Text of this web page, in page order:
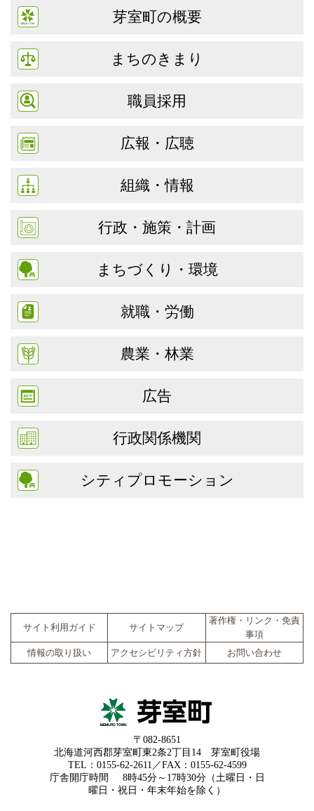
芽室町の概要
まちのきまり
職員採用
広報・広聴
組織・情報
行政・施策・計画
まちづくり・環境
就職・労働
農業・林業
広告
行政関係機関
シティプロモーション
サイト利用ガイド サイトマップ
著作権・リンク・免責
事項
情報の取り扱い
アクセシビリティ方針 お問い合わせ
〒082-8651
北海道河西郡芽室町東2条2丁目14 芽室町役場
TEL：0155-62-2611／FAX：0155-62-4599
庁舎開庁時間
8時45分～17時30分（土曜日・日
曜日・祝日・年末年始を除く）